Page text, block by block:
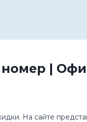
номер |
На сайте